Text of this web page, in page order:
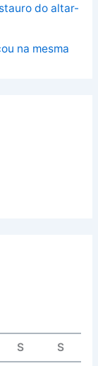
do altar-
na mesma
S S